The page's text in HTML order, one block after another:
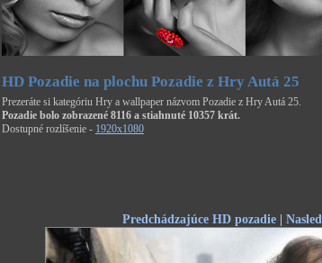
HD Pozadie na plochu Pozadie z Hry Autá 25
Prezeráte si kategóriu Hry a wallpaper názvom Pozadie z Hry Autá 25.
Pozadie bolo zobrazené 8116 a stiahnuté 10357 krát.
Dostupné rozlíšenie - 1920x1080
Predchádzajúce HD pozadie |